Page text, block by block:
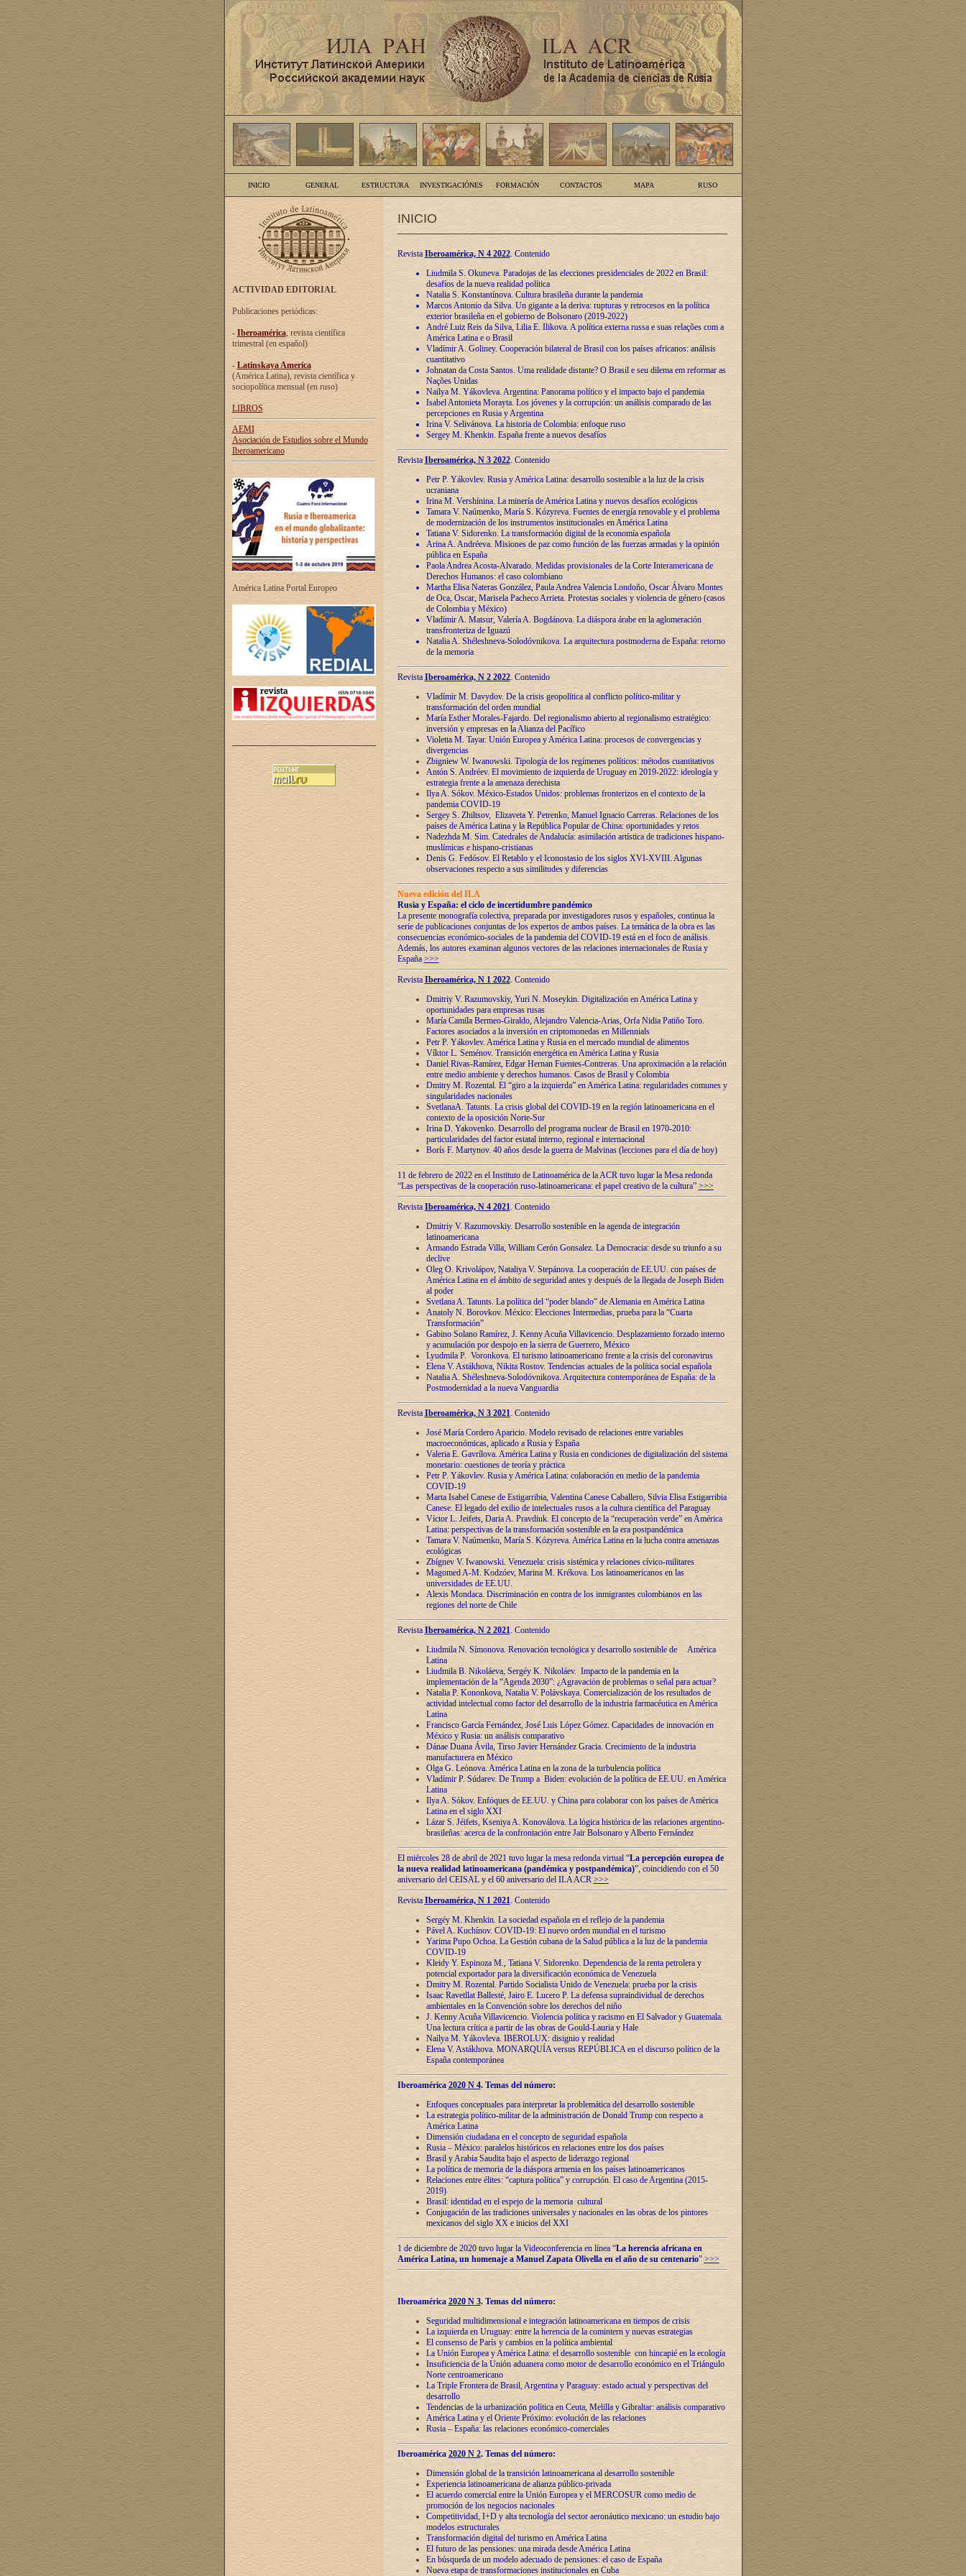
INICIO GENERAL ESTRUCTURA INVESTIGACIÓNES FORMACIÓN CONTACTOS MAPA RUSO
ACTIVIDAD EDITORIAL
Publicaciones periódicas:
- Iberoamérica, revista científica
trimestral (en español)
- Latinskaya America
(América Latina), revista científica y
sociopolítica mensual (en ruso)
LIBROS
AEMI
Asociación de Estudios sobre el Mundo
Iberoamericano
América Latina Portal Europeo
INICIO
Revista Iberoamérica, N 4 2022. Contenido
Liudmila S. Okuneva. Paradojas de las elecciones presidenciales de 2022 en Brasil:
desafíos de la nueva realidad política
Natalia S. Konstantínova. Cultura brasileña durante la pandemia
Marcos Antonio da Silva. Un gigante a la deriva: rupturas y retrocesos en la política
exterior brasileña en el gobierno de Bolsonaro (2019-2022)
André Luiz Reis da Silva, Lilia E. Ilikova. A política externa russa e suas relações com a
América Latina e o Brasil
Vladímir A. Goliney. Cooperación bilateral de Brasil con los países africanos: análisis
cuantitativo
Johnatan da Costa Santos. Uma realidade distante? O Brasil e seu dilema em reformar as
Nações Unidas
Nailya M. Yákovleva. Argentina: Panorama político y el impacto bajo el pandemia
Isabel Antonieta Morayta. Los jóvenes y la corrupción: un análisis comparado de las
percepciones en Rusia y Argentina
Irina V. Selivánova. La historia de Colombia: enfoque ruso
Sergey M. Khenkin. España frente a nuevos desafíos
Revista Iberoamérica, N 3 2022. Contenido
Petr P. Yákovlev. Rusia y América Latina: desarrollo sostenible a la luz de la crisis
ucraniana
Irina M. Vershínina. La minería de América Latina y nuevos desafíos ecológicos
Tamara V. Naúmenko, María S. Kózyreva. Fuentes de energía renovable y el problema
de modernización de los instrumentos institucionales en América Latina
Tatiana V. Sidorenko. La transformación digital de la economía española
Arina A. Andréeva. Misiones de paz como función de las fuerzas armadas y la opinión
pública en España
Paola Andrea Acosta-Alvarado. Medidas provisionales de la Corte Interamericana de
Derechos Humanos: el caso colombiano
Martha Elisa Nateras González, Paula Andrea Valencia Londoño, Oscar Álvaro Montes
de Oca, Oscar, Marisela Pacheco Arrieta. Protestas sociales y violencia de género (casos
de Colombia y México)
Vladímir A. Matsur, Valería A. Bogdánova. La diáspora árabe en la aglomeración
transfronteriza de Iguazú
Natalia A. Shéleshneva-Solodóvnikova. La arquitectura postmoderna de España: retorno
de la memoria
Revista Iberoamérica, N 2 2022. Contenido
Vladímir M. Davydov. De la crisis geopolítica al conflicto político-militar y
transformación del orden mundial
María Esther Morales-Fajardo. Del regionalismo abierto al regionalismo estratégico:
inversión y empresas en la Alianza del Pacífico
Violetta M. Tayar. Unión Europea y América Latina: procesos de convergencias y
divergencias
Zbigniew W. Iwanowski. Tipología de los regímenes políticos: métodos cuantitativos
Antón S. Andréev. El movimiento de izquierda de Uruguay en 2019-2022: ideología y
estrategia frente a la amenaza derechista
Ilya A. Sókov. México-Estados Unidos: problemas fronterizos en el contexto de la
pandemia COVID-19
Sergey S. Zhiltsov, Elizaveta Y. Petrenko, Manuel Ignacio Carreras. Relaciones de los
países de América Latina y la República Popular de China: oportunidades y retos
Nadezhda M. Sim. Catedrales de Andalucía: asimilación artística de tradiciones hispano-
muslímicas e hispano-cristianas
Denis G. Fedósov. El Retablo y el Iconostasio de los siglos XVI-XVIII. Algunas
observaciones respecto a sus similitudes y diferencias
Nueva edición del ILA
Rusia y España: el ciclo de incertidumbre pandémico
La presente monografía colectiva, preparada por investigadores rusos y españoles, continua la
serie de publicaciones conjuntas de los expertos de ambos países. La temática de la obra es las
consecuencias económico-sociales de la pandemia del COVID-19 está en el foco de análisis.
Además, los autores examinan algunos vectores de las relaciones internacionales de Rusia y
España >>>
Revista Iberoamérica, N 1 2022. Contenido
Dmitriy V. Razumovskiy, Yuri N. Moseykin. Digitalización en América Latina y
oportunidades para empresas rusas
María Camila Bermeo-Giraldo, Alejandro Valencia-Arias, Orfa Nidia Patiño Toro.
Factores asociados a la inversión en criptomonedas en Millennials
Petr P. Yákovlev. América Latina y Rusia en el mercado mundial de alimentos
Víktor L. Seménov. Transición energética en América Latina y Rusia
Daniel Rivas-Ramírez, Edgar Hernan Fuentes-Contreras. Una aproximación a la relación
entre medio ambiente y derechos humanos. Casos de Brasil y Colombia
Dmitry M. Rozental. El “giro a la izquierda” en América Latina: regularidades comunes y
singularidades nacionales
SvetlanaA. Tatunts. La crisis global del COVID-19 en la región latinoamericana en el
contexto de la oposición Norte-Sur
Irina D. Yakovenko. Desarrollo del programa nuclear de Brasil en 1970-2010:
particularidades del factor estatal interno, regional e internacional
Borís F. Martynov. 40 años desde la guerra de Malvinas (lecciones para el día de hoy)
11 de febrero de 2022 en el Instituto de Latinoamérica de la ACR tuvo lugar la Mesa redonda
“Las perspectivas de la cooperación ruso-latinoamericana: el papel creativo de la cultura” >>>
Revista Iberoamérica, N 4 2021. Contenido
Dmitriy V. Razumovskiy. Desarrollo sostenible en la agenda de integración
latinoamericana
Armando Estrada Villa, William Cerón Gonsalez. La Democracia: desde su triunfo a su
declive
Oleg O. Krivolápov, Nataliya V. Stepánova. La cooperación de EE.UU. con países de
América Latina en el ámbito de seguridad antes y después de la llegada de Joseph Biden
al poder
Svetlana A. Tatunts. La política del “poder blando” de Alemania en América Latina
Anatoly N. Borovkov. México: Elecciones Intermedias, prueba para la “Cuarta
Transformación”
Gabino Solano Ramírez, J. Kenny Acuña Villavicencio. Desplazamiento forzado interno
y acumulación por despojo en la sierra de Guerrero, México
Lyudmila P. Voronkova. El turismo latinoamericano frente a la crisis del coronavirus
Elena V. Astákhova, Nikita Rostov. Tendencias actuales de la política social española
Natalia A. Shéleshneva-Solodóvnikova. Arquitectura contemporánea de España: de la
Postmodernidad a la nueva Vanguardia
Revista Iberoamérica, N 3 2021. Contenido
José María Cordero Aparicio. Modelo revisado de relaciones entre variables
macroeconómicas, aplicado a Rusia y España
Valeria E. Gavrílova. América Latina y Rusia en condiciones de digitalización del sistema
monetario: cuestiones de teoría y práctica
Petr P. Yákovlev. Rusia y América Latina: colaboración en medio de la pandemia
COVID-19
Marta Isabel Canese de Estigarribia, Valentina Canese Caballero, Silvia Elisa Estigarribia
Canese. El legado del exilio de intelectuales rusos a la cultura científica del Paraguay
Víctor L. Jeifets, Daria A. Pravdiuk. El concepto de la “recuperación verde” en América
Latina: perspectivas de la transformación sostenible en la era postpandémica
Tamara V. Naúmenko, María S. Kózyreva. América Latina en la lucha contra amenazas
ecológicas
Zbígnev V. Iwanowski. Venezuela: crisis sistémica y relaciones cívico-militares
Magomed A-M. Kodzóev, Marina M. Krékova. Los latinoamericanos en las
universidades de EE.UU.
Alexis Mondaca. Discriminación en contra de los inmigrantes colombianos en las
regiones del norte de Chile
RevistaIberoamérica, N 2 2021. Contenido
Liudmila N. Símonova. Renovaciόn tecnolόgica y desarrollo sostenible de América
Latina
Liudmila B. Nikoláeva, Sergéy K. Nikoláev. Impacto de la pandemia en la
implementaciόn de la “Agenda 2030”: ¿Agravaciόn de problemas o señal para actuar?
Natalia P. Kononkova, Natalia V. Polávskaya. Comercializaciόn de los resultados de
actividad intelectual como factor del desarrollo de la industria farmacéutica en América
Latina
Francisco García Fernández, José Luis López Gómez. Capacidades de innovaciόn en
México y Rusia: un análisis comparativo
Dánae Duana Ávila, Tirso Javier Hernández Gracia. Crecimiento de la industria
manufacturera en México
Olga G. Leόnova. América Latina en la zona de la turbulencia política
Vladímir P. Súdarev. De Trump a Biden: evoluciόn de la política de EE.UU. en América
Latina
Ilya A. Sόkov. Enfόques de EE.UU. y China para colaborar con los países de Amèrica
Latina en el siglo XXI
Lázar S. Jéifets, Kseniya A. Konoválova. La lόgica histόrica de las relaciones argentino-
brasileñas: acerca de la confrontaciόn entre Jair Bolsonaro y Alberto Fernández
El miércoles 28 de abril de 2021 tuvo lugar la mesa redonda virtual “La percepción europea de
la nueva realidad latinoamericana (pandémica y postpandémica)”, coincidiendo con el 50
aniversario del CEISAL y el 60 aniversario del ILA ACR >>>
Revista Iberoamérica, N 1 2021. Contenido
Sergéy M. Khenkin. La sociedad española en el reflejo de la pandemia
Pável A. Kuchínov. COVID-19: El nuevo orden mundial en el turismo
Yarima Pupo Ochoa. La Gestión cubana de la Salud pública a la luz de la pandemia
COVID-19
Kleidy Y. Espinoza M., Tatiana V. Sidorenko. Dependencia de la renta petrolera y
potencial exportador para la diversificación económica de Venezuela
Dmitry M. Rozental. Partido Socialista Unido de Venezuela: prueba por la crisis
Isaac Ravetllat Ballesté, Jairo E. Lucero P. La defensa supraindividual de derechos
ambientales en la Convención sobre los derechos del niño
J. Kenny Acuña Villavicencio. Violencia política y racismo en El Salvador y Guatemala.
Una lectura crítica a partir de las obras de Gould-Lauria y Hale
Naílya M. Yákovleva. IBEROLUX: disignio y realidad
Elena V. Astákhova. MONARQUÍA versus REPÚBLICA en el discurso político de la
España contemporánea
Iberoamérica 2020 N 4. Temas del número:
Enfoques conceptuales para interpretar la problemática del desarrollo sostenible
La estrategia político-militar de la administración de Donald Trump con respecto a
América Latina
Dimensión ciudadana en el concepto de seguridad española
Rusia – México: paralelos históricos en relaciones entre los dos países
Brasil y Arabia Saudita bajo el aspecto de liderazgo regional
La política de memoria de la diáspora armenia en los países latinoamericanos
Relaciones entre élites: “captura política” y corrupción. El caso de Argentina (2015-
2019)
Brasil: identidad en el espejo de la memoria cultural
Conjugación de las tradiciones universales y nacionales en las obras de los pintores
mexicanos del siglo XX e inicios del XXI
1 de diciembre de 2020 tuvo lugar la Videoconferencia en línea “La herencia africana en
América Latina, un homenaje a Manuel Zapata Olivella en el año de su centenario” >>>
Iberoamérica 2020 N 3.Temas del número:
Seguridad multidimensional e integración latinoamericana en tiempos de crisis
La izquierda en Uruguay: entre la herencia de lа comintern y nuevas estrategias
El consenso de París y cambios en la política ambiental
La Unión Europea y América Latina: el desarrollo sostenible con hincapié en la ecología
Insuficiencia de la Unión aduanera como motor de desarrollo económico en el Triángulo
Norte centroamericano
La Triple Frontera de Brasil, Argentina y Paraguay: estado actual y perspectivas del
desarrollo
Tendencias de la urbanización política en Ceuta, Melilla y Gibraltar: análisis comparativo
América Latina y el Oriente Próximo: evolución de las relaciones
Rusia – España: las relaciones económico-comerciales
Iberoamérica 2020 N 2.Temas del número:
Dimensión global de la transición latinoamericana al desarrollo sostenible
Experiencia latinoamericana de alianza público-privada
El acuerdo comercial entre la Unión Europea y el MERCOSUR como medio de
promoción de los negocios nacionales
Competitividad, I+D y alta tecnología del sector aeronáutico mexicano: un estudio bajo
modelos estructurales
Transformación digital del turismo en América Latina
El futuro de las pensiones: una mirada desde América Latina
En búsqueda de un modelo adecuado de pensiones: el caso de España
Nueva etapa de transformaciones institucionales en Cuba